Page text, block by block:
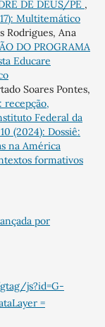
DE DEUS/PE ,
Multitemático
Rodrigues, Ana
DO PROGRAMA
Educare
Soares Pontes,
Federal da
(2024): Dossiê:
na América
formativos
por
js?id=G-
=